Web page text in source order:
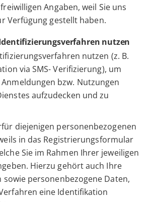
Angaben, weil Sie uns
Verfügung gestellt haben.
nutzen
nutzen (z. B.
via SMS- Verifizierung), um
bzw. Nutzungen
aufzudecken und zu
diejenigen personenbezogenen
in das Registrierungsformular
Sie im Rahmen Ihrer jeweiligen
Hierzu gehört auch Ihre
personenbezogene Daten,
eine Identifikation